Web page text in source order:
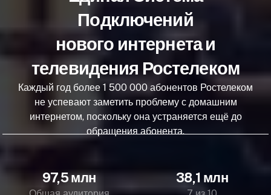
Подключений
нового интернета и
телевидения Ростелеком
Каждый год более 1 500 000 абонентов Ростелеком
не успевают заметить проблему с домашним
интернетом, поскольку она устраняется ещё до
обращения абонента.
97,5 млн 38,1 млн